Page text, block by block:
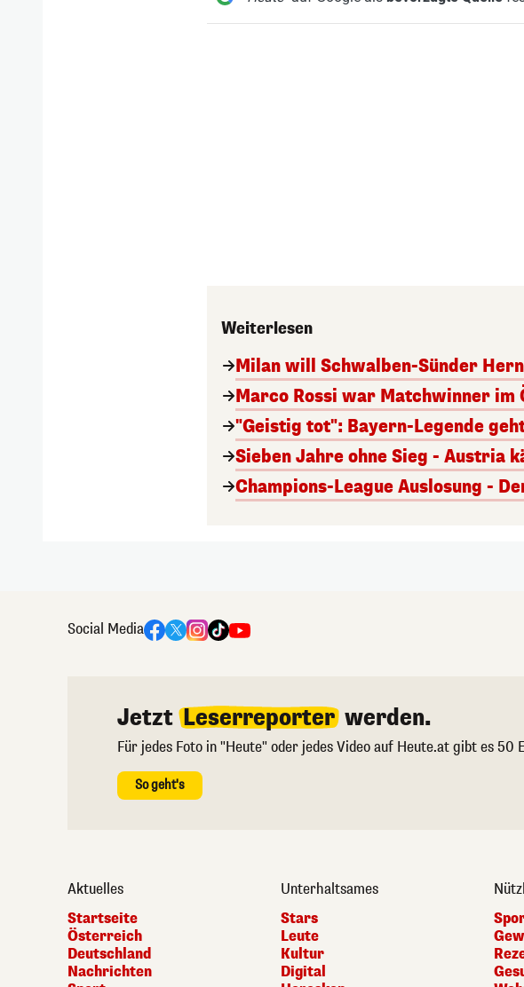
Weiterlesen
Milan will Schwalben-Sünder
Marco Rossi war Matchwinner
"Geistig tot": Bayern-Legende
Sieben Jahre ohne Sieg - Austria
Champions-League Auslosung -
Social Media
Jetzt Leserreporter werden.
Für jedes Foto in "Heute" oder jedes Video auf Heute.at gibt es 50
So geht's
Aktuelles
Startseite
Österreich
Deutschland
Nachrichten
Unterhaltsames
Stars
Leute
Kultur
Digital